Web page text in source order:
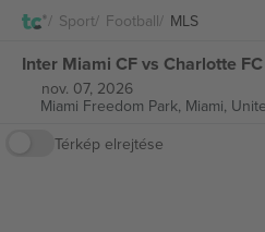
Sport Football MLS
Inter Miami CF vs Charlotte
nov. 07, 2026
Miami Freedom Park, Miami,
Térkép elrejtése